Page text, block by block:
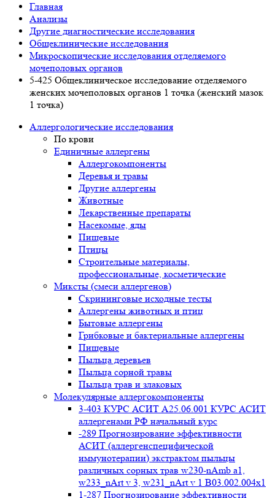
Главная
Анализы
Другие диагностические исследования
Общеклинические исследования
Микроскопические исследования отделяемого
мочеполовых органов
5-425 Общеклиническое исследование отделяемого
женских мочеполовых органов 1 точка (женский мазок
1 точка)
Аллергологические исследования
По крови
Единичные аллергены
Аллергокомпоненты
Деревья и травы
Другие аллергены
Животные
Лекарственные препараты
Насекомые, яды
Пищевые
Птицы
Строительные материалы,
профессиональные, косметические
Миксты (смеси аллергенов)
Cкрининговые исходные тесты
Аллергены животных и птиц
Бытовые аллергены
Грибковые и бактериальные аллергены
Пищевые
Пыльца деревьев
Пыльца сорной травы
Пыльца трав и злаковых
Молекулярные аллергокомпоненты
3-403 КУРС АСИТ А25.06.001 КУРС АСИТ
аллергенами РФ начальный курс
-289 Прогнозирование эффективности
АСИТ (аллергенспецифической
иммунотерапии) экстрактом пыльцы
различных сорных трав w230-nAmb a1,
w233_nArt v 3, w231_nArt v 1 В03.002.004x1
1-287 Прогнозирование эффективности